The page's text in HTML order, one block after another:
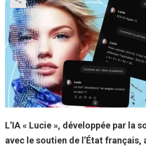
L’IA « Lucie », développée par la
avec le soutien de l’État français,